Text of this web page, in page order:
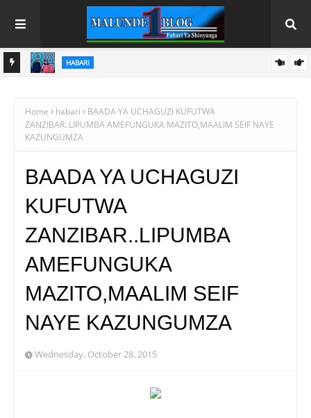
HABARI
Home habari
BAADA YA UCHAGUZI KUFUTWA
ZANZIBAR..LIPUMBA AMEFUNGUKA MAZITO,MAALIM SEIF NAYE
KAZUNGUMZA
BAADA YA UCHAGUZI
KUFUTWA
ZANZIBAR..LIPUMBA
AMEFUNGUKA
MAZITO,MAALIM SEIF
NAYE KAZUNGUMZA
Wednesday, October 28, 2015